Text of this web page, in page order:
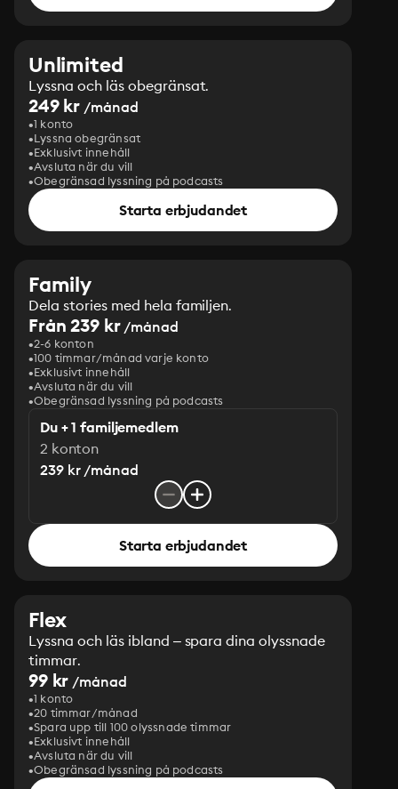
Unlimited
Lyssna och läs obegränsat.
249 kr /månad
1 konto
Lyssna obegränsat
Exklusivt innehåll
Avsluta när du vill
Obegränsad lyssning på podcasts
Starta erbjudandet
Family
Dela stories med hela familjen.
Från 239 kr/månad
2-6 konton
100 timmar/månad varje konto
Exklusivt innehåll
Avsluta när du vill
Obegränsad lyssning på podcasts
Du + 1 familjemedlem
2 konton
239 kr /månad
Starta erbjudandet
Flex
Lyssna och läs ibland – spara dina olyssnade
timmar.
99 kr /månad
1 konto
20 timmar/månad
Spara upp till 100 olyssnade timmar
Exklusivt innehåll
Avsluta när du vill
Obegränsad lyssning på podcasts